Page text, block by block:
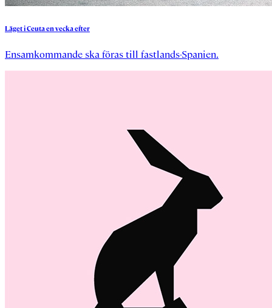
LägetiCeutaenveckaefter
Ensamkommande ska föras till fastlands-Spanien.